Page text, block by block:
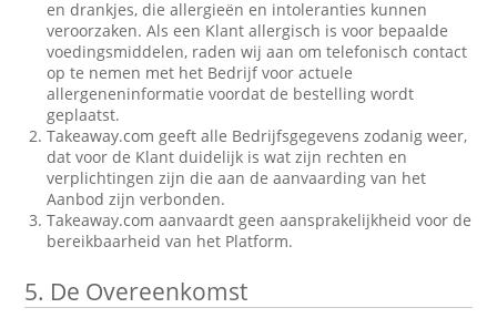
en drankjes, die allergieën en intoleranties kunnen
veroorzaken. Als een Klant allergisch is voor bepaalde
voedingsmiddelen, raden wij aan om telefonisch contact
op te nemen met het Bedrijf voor actuele
allergeneninformatie voordat de bestelling wordt
geplaatst.
Takeaway.com geeft alle Bedrijfsgegevens zodanig weer,
dat voor de Klant duidelijk is wat zijn rechten en
verplichtingen zijn die aan de aanvaarding van het
Aanbod zijn verbonden.
Takeaway.com aanvaardt geen aansprakelijkheid voor de
bereikbaarheid van het Platform.
5. De Overeenkomst